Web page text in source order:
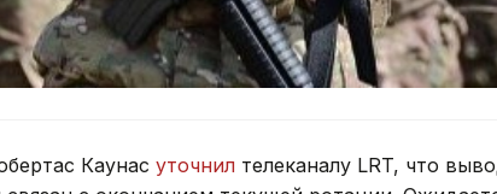
Каунас уточнил телеканалу LRT, что